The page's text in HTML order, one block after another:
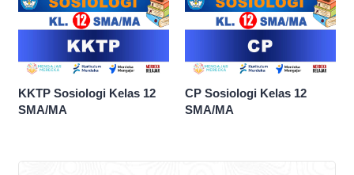
KKTP Sosiologi Kelas 12
SMA/MA
CP Sosiologi Kelas 12
SMA/MA